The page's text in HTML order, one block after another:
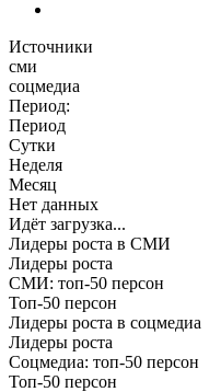
Источники
сми
соцмедиа
Период:
Период
Сутки
Неделя
Месяц
Нет данных
Идёт загрузка...
Лидеры роста в СМИ
Лидеры роста
СМИ: топ-50 персон
Топ-50 персон
Лидеры роста в соцмедиа
Лидеры роста
Соцмедиа: топ-50 персон
Топ-50 персон